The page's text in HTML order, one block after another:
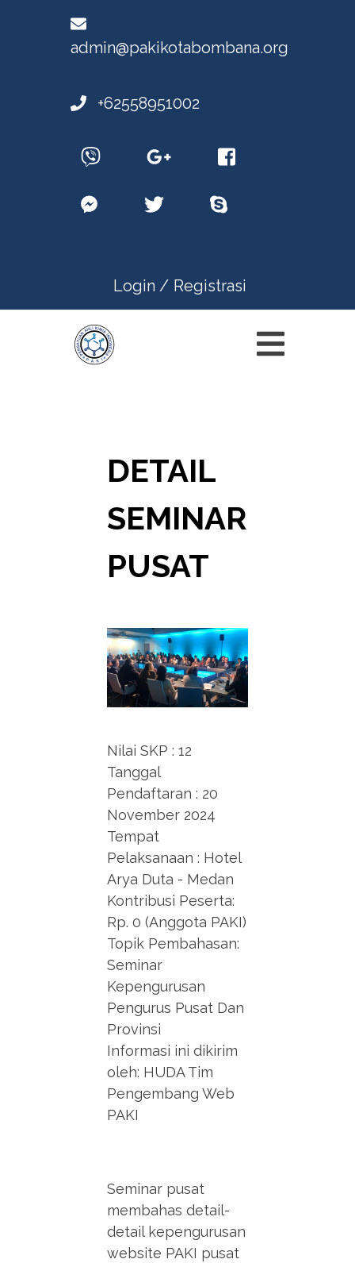
admin@pakikotabombana.org
+62558951002
Login / Registrasi
DETAIL
SEMINAR
PUSAT
Nilai SKP : 12
Tanggal
Pendaftaran : 20
November 2024
Tempat
Pelaksanaan : Hotel
Arya Duta - Medan
Kontribusi Peserta:
Rp. 0 (Anggota PAKI)
Topik Pembahasan:
Seminar
Kepengurusan
Pengurus Pusat Dan
Provinsi
Informasi ini dikirim
oleh: HUDA Tim
Pengembang Web
PAKI
Seminar pusat
membahas detail-
detail kepengurusan
website PAKI pusat